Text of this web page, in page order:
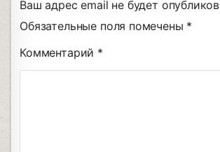
Ваш адрес email не будет
Обязательные поля помечены *
Комментарий *